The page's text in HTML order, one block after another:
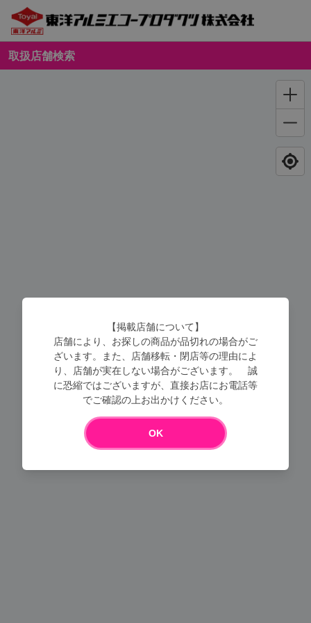
取扱店舗検索
Loading...
【掲載店舗について】
店舗により、お探しの商品が品切れの場合がご
ざいます。また、店舗移転・閉店等の理由によ
り、店舗が実在しない場合がございます。 誠
に恐縮ではございますが、直接お店にお電話等
でご確認の上お出かけください。
OK